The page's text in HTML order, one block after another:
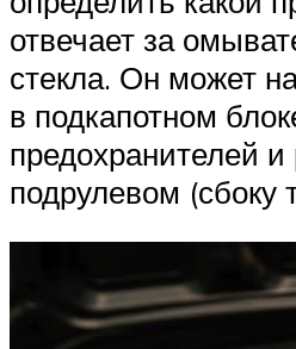
отвечает за
стекла. Он может
в подкапотном
предохранителей
подрулевом (сбоку